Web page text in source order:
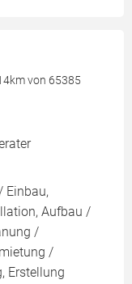
von 65385
Einbau,
Aufbau /
/
/
Erstellung